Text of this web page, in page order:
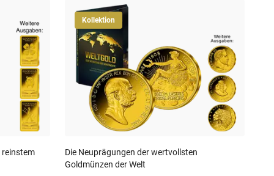
reinstem
Kollektion
Die Neuprägungen der wertvollsten
Goldmünzen der Welt